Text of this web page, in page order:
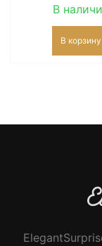
В
В корзину